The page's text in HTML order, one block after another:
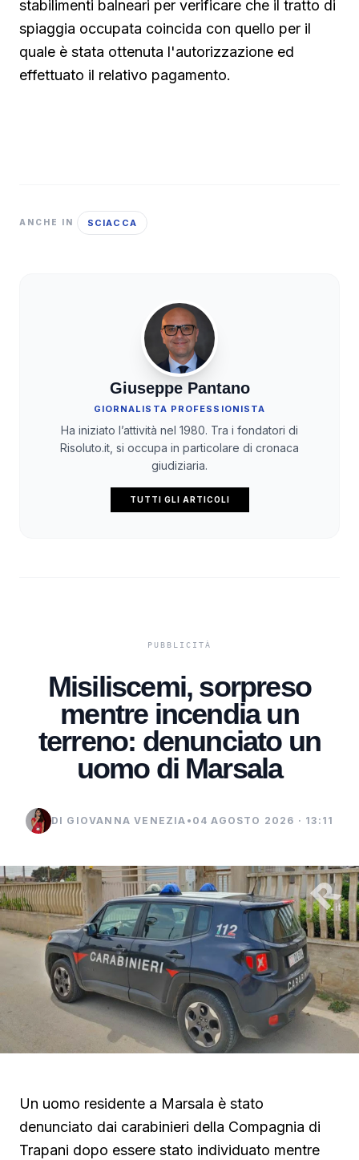
stabilimenti balneari per verificare che il tratto di
spiaggia occupata coincida con quello per il
quale è stata ottenuta l'autorizzazione ed
effettuato il relativo pagamento.
ANCHE IN SCIACCA
Giuseppe Pantano
GIORNALISTA PROFESSIONISTA
Ha iniziato l’attività nel 1980. Tra i fondatori di
Risoluto.it, si occupa in particolare di cronaca
giudiziaria.
TUTTI GLI ARTICOLI
Misiliscemi, sorpreso
mentre incendia un
terreno: denunciato un
uomo di Marsala
DI GIOVANNA VENEZIA • 04 AGOSTO 2026 · 13:11
Un uomo residente a Marsala è stato
denunciato dai carabinieri della Compagnia di
Trapani dopo essere stato individuato mentre